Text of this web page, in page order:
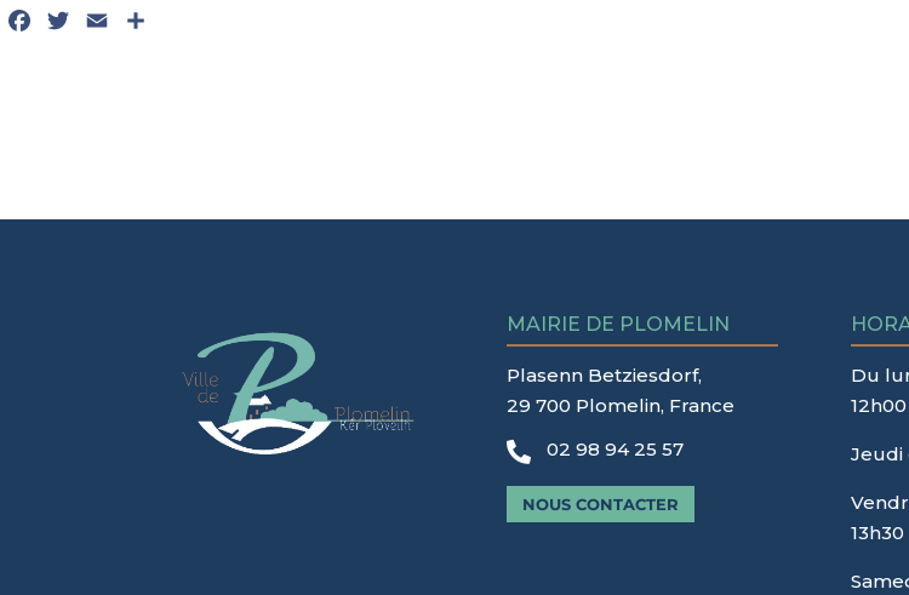
Facebook
Twitter
Email
MAIRIE DE PLOMELIN
Plasenn Betziesdorf,
29 700 Plomelin, France
 02 98 94 25 57
NOUS CONTACTER
Du
Jeudi
13h30